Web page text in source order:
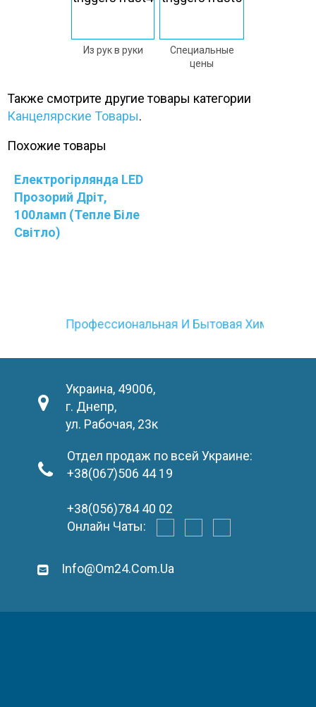
Из рук в руки
Специальные
цены
Также смотрите другие товары категории
Канцелярские Товары.
Похожие товары
Електрогірлянда LED
Прозорий Дріт,
100ламп (тепле Біле
Світло)
Профессиональная И Бытовая Химия
Украина, 49006,
г. Днепр,
ул. Рабочая, 23к
Отдел продаж по всей Украине:
+38(067)506 44 19
+38(056)784 40 02
Онлайн Чаты:
Info@om24.com.ua